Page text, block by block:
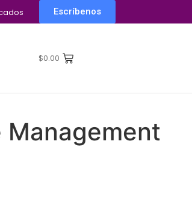
Escríbenos
$0.00
Management